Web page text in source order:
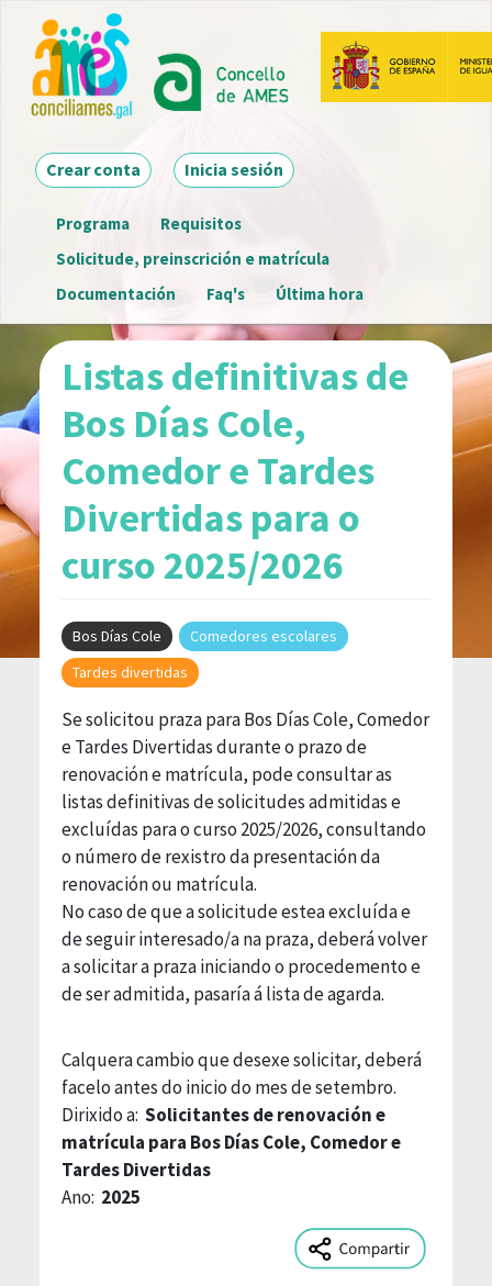
contido
principal
Main navigationInicia sesión
Crear conta
Menú
detalle
convocatoria
Programa
Requisitos
Solicitude, preinscrición e matrícula
Documentación
Faq's Última hora
Listas definitivas de
Bos Días Cole,
Comedor e Tardes
Divertidas para o
curso 2025/2026
Bos Días Cole
Comedores escolares
Tardes divertidas
Se solicitou praza para Bos Días Cole, Comedor
e Tardes Divertidas durante o prazo de
renovación e matrícula, pode consultar as
listas definitivas de solicitudes admitidas e
excluídas para o curso 2025/2026, consultando
o número de rexistro da presentación da
renovación ou matrícula.
No caso de que a solicitude estea excluída e
de seguir interesado/a na praza, deberá volver
a solicitar a praza iniciando o procedemento e
de ser admitida, pasaría á lista de agarda.
Calquera cambio que desexe solicitar, deberá
facelo antes do inicio do mes de setembro.
Dirixido a: Solicitantes de renovación e
matrícula para Bos Días Cole, Comedor e
Tardes Divertidas
Ano: 2025